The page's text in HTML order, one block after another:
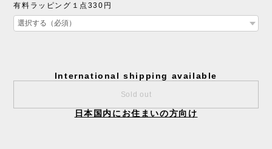
有料ラッピング１点330円
International shipping available
Sold out
日本国内にお住まいの方向け